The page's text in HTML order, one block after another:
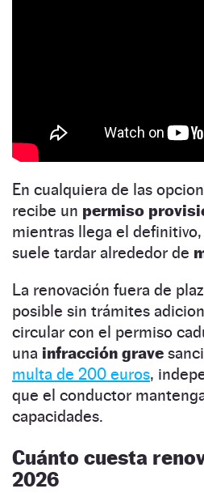
En cualquiera de las
recibe un permiso
mientras llega el
suele tardar alrededor de
La renovación fuera de
posible sin trámites
circular con el permiso
una infracción grave
multa de 200 euros,
que el conductor
capacidades.
Cuánto cuesta
2026